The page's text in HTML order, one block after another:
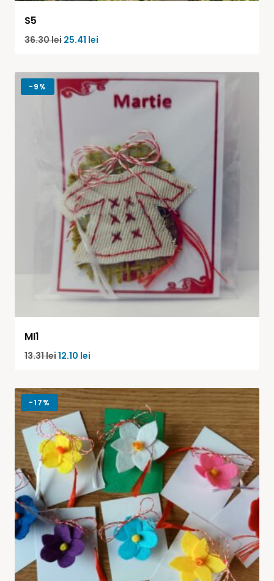
S5
36.30lei 25.41 lei
-9%
MI1
13.31lei12.10 lei
-17%